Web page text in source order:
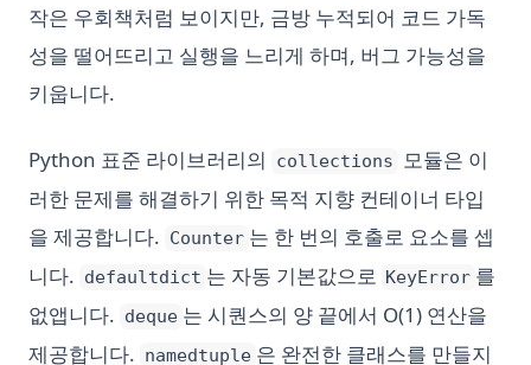
작은 우회책처럼 보이지만, 금방 누적되어 코드 가독
성을 떨어뜨리고 실행을 느리게 하며, 버그 가능성을
키웁니다.
Python 표준 라이브러리의 collections 모듈은 이
러한 문제를 해결하기 위한 목적 지향 컨테이너 타입
을 제공합니다. Counter 는 한 번의 호출로 요소를 셉
니다. defaultdict 는 자동 기본값으로 KeyError 를
없앱니다. deque 는 시퀀스의 양 끝에서 O(1) 연산을
제공합니다. namedtuple 은 완전한 클래스를 만들지